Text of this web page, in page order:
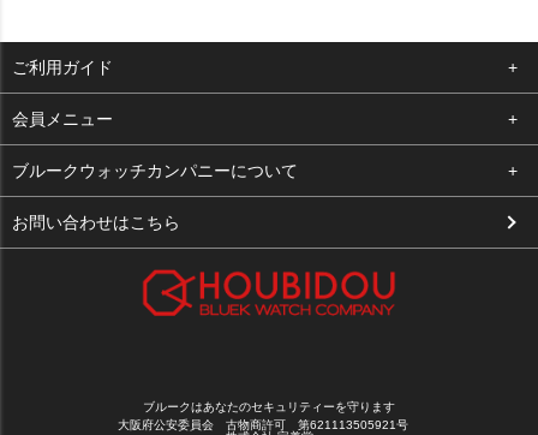
ご利用ガイド
よくある質問
支払い・送料
お客様の声
会員メニュー
ログイン
お気に入り
ブルークウォッチカンパニーについて
会社概要
お問い合わせはこちら
ブルークはあなたのセキュリティーを守ります
大阪府公安委員会 古物商許可 第621113505921号